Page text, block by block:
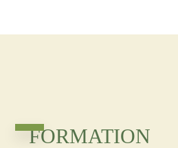
FORMATION